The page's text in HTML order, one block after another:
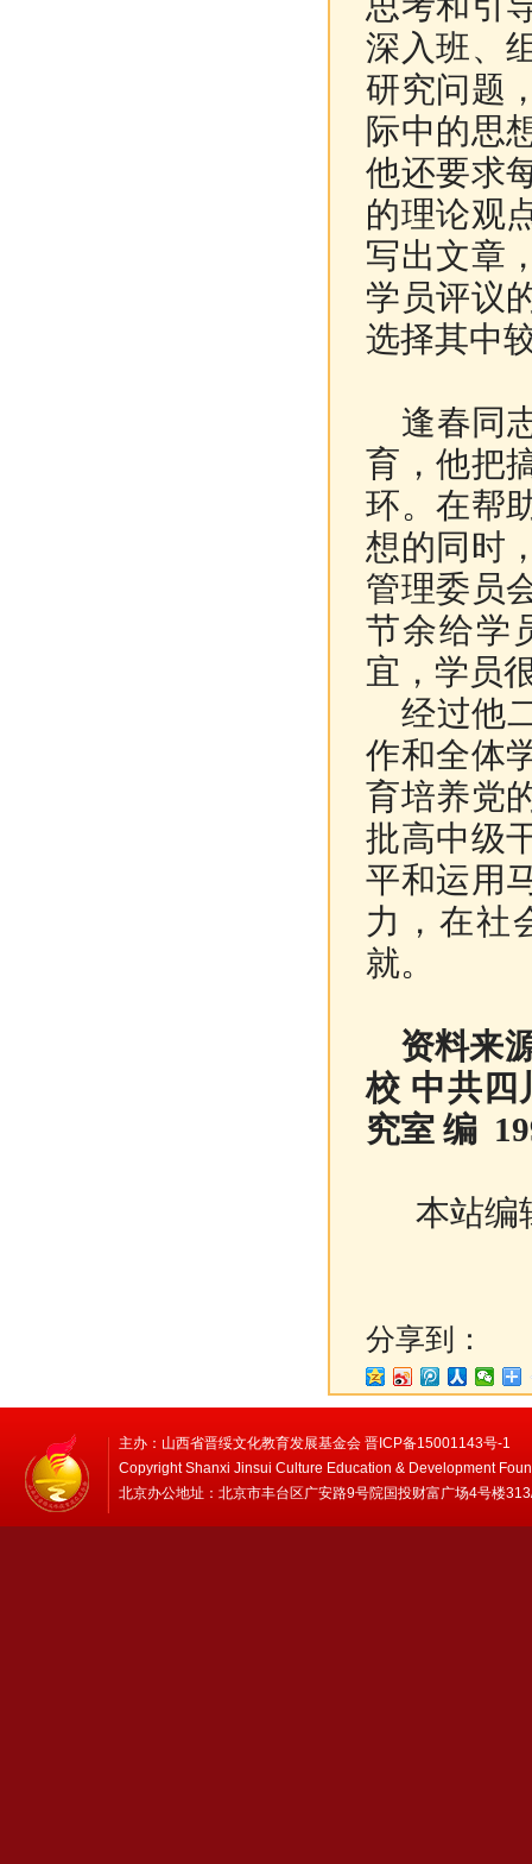
深入班、
研究问题
际中的思
他还要求
的理论观
写出文章
学员评议
选择其中
逢春同
育，他把
环。在帮
想的同时
管理委员
节余给学
宜，学员
经过他
作和全体
育培养党
批高中级
平和运用
力，在社
就。
资料来
校 中共四
究室 编
本站编
分享到：
主办：山西省晋绥文化教育发展基金会 晋ICP备15001143号-1
Copyright Shanxi Jinsui Culture Education & Development
北京办公地址：北京市丰台区广安路9号院国投财富广场4号楼